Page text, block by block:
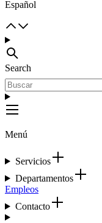
Español
Search
Menú
Servicios
Departamentos
Empleos
Contacto